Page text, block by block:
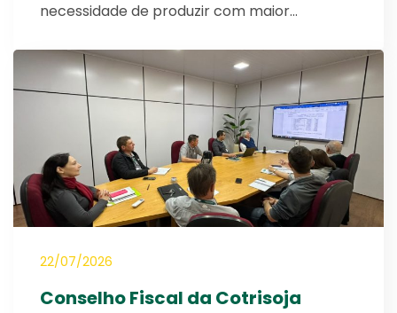
necessidade de produzir com maior…
22/07/2026
Conselho Fiscal da Cotrisoja